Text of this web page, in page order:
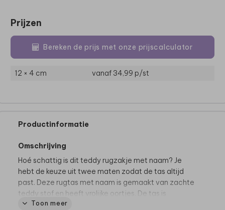
Prijzen
Bereken de prijs met onze prijscalculator
12 × 4 cm vanaf 34,99 p/st
Productinformatie
Omschrijving
Hoé schattig is dit teddy rugzakje met naam? Je
hebt de keuze uit twee maten zodat de tas altijd
past. Deze rugtas met naam is gemaakt van zachte
teddy stof en heeft vrolijke oortjes. De tas is
verkrijgbaar in verschillende kleuren. De naam van je
Toon meer